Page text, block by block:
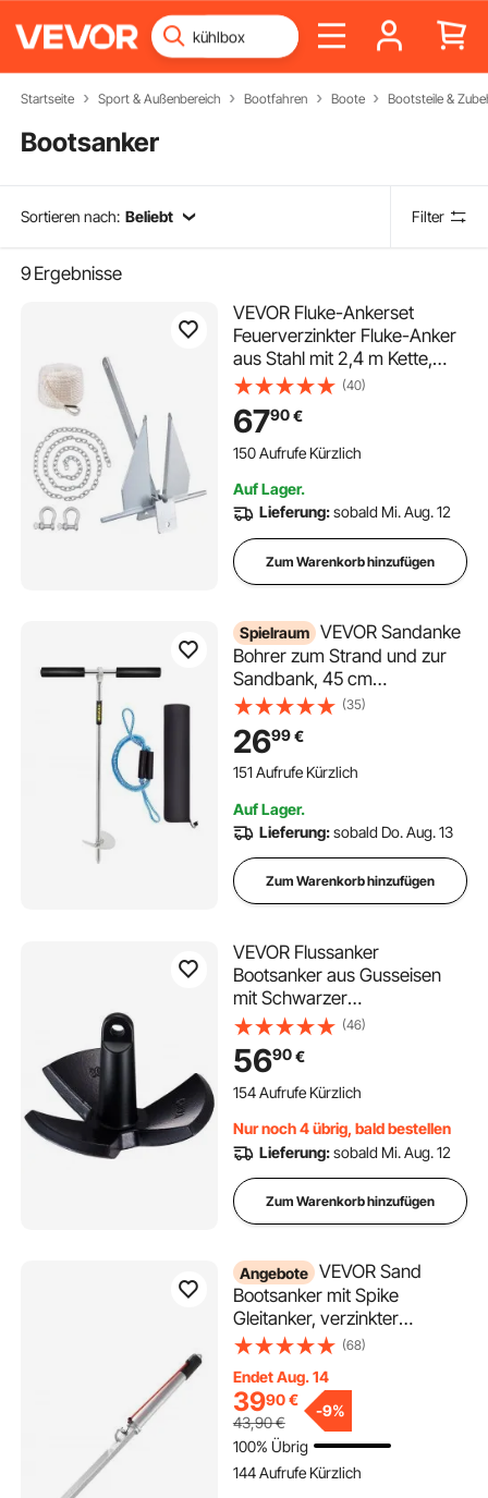
Startseite Sport & Außenbereich Bootfahren Boote Bootsteile &
Bootsanker
Sortieren nach: Beliebt Filter
9 Ergebnisse
VEVOR Fluke-Ankerset
Feuerverzinkter Fluke-Anker
aus Stahl mit 2,4 m Kette,
30,8 m Seil und zwei 11 mm
Schäkeln, Bootsanker für
kleine Schiffe unter 9,14 m,
Meere, Flüsse und Küsten
(40)
6790€
150 Aufrufe Kürzlich
Auf Lager.
Lieferung:sobald Mi. Aug. 12
Zum Warenkorb hinzufügen
Spielraum VEVOR Sandanke
Bohrer zum Strand und zur
Sandbank, 45 cm
Schraubanker aus Edelstahl
316 mit Abnehmbarem Griff,
Bungee-Leine und
Tragetasche, für Jet-Ski-
(35)
2699€
151 Aufrufe Kürzlich
Auf Lager.
Lieferung:sobald Do. Aug. 13
Zum Warenkorb hinzufügen
VEVOR Flussanker
Bootsanker aus Gusseisen
mit Schwarzer
Vinylbeschichtung 13,6 kg,
Pilzanker in Marinequalität für
Boote bis zu 9,14 m,
Beeindruckende Haltekraft in
Schlammboden
(46)
5690€
154 Aufrufe Kürzlich
Nur noch 4 übrig, bald bestellen
Lieferung:sobald Mi. Aug. 12
Zum Warenkorb hinzufügen
Angebote VEVOR Sand
Bootsanker mit Spike
Gleitanker, verzinkter
Kohlenstoffstahl Bootsanker,
zur Sicherung von Jetskis,
PWCs, Pontonkajaks an
Stränden und Sandbänken
(68)
Endet Aug. 14
3990€
43,90€
-9%
100% Übrig
144 Aufrufe Kürzlich